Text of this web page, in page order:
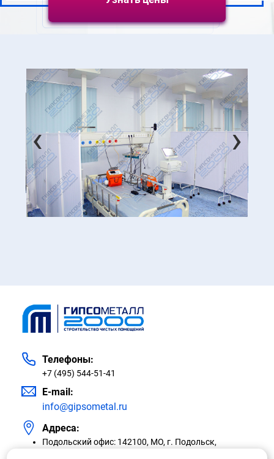
‹ ›
Телефоны:
+7 (495) 544-51-41
E-mail:
info@gipsometal.ru
Адреса:
Подольский офис: 142100, МО, г. Подольск,
проспект Ленина, 146/66